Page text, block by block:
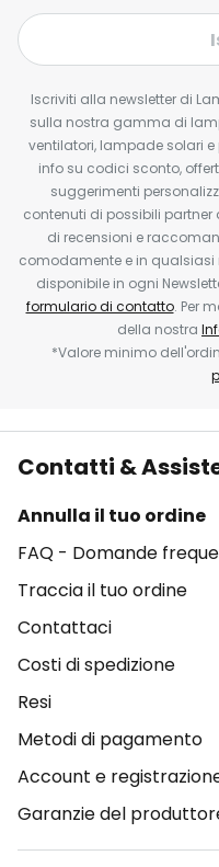
Iscriviti alla newsletter di
sulla nostra gamma di
ventilatori, lampade solari e
info su codici sconto,
suggerimenti
contenuti di possibili
di recensioni e
comodamente e in
disponibile in ogni
formulario di contatto. Per
della nostra
*Valore minimo
Contatti &
Annulla il tuo ordine
FAQ - Domande
Traccia il tuo ordine
Contattaci
Costi di spedizione
Resi
Metodi di pagamento
Account e
Garanzie del